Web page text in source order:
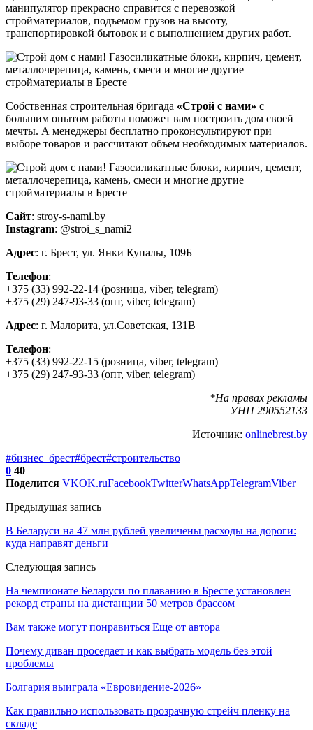
манипулятор прекрасно справится с перевозкой
стройматериалов, подъемом грузов на высоту,
транспортировкой бытовок и с выполнением других работ.
Собственная строительная бригада «Строй с нами» с
большим опытом работы поможет вам построить дом своей
мечты. А менеджеры бесплатно проконсультируют при
выборе товаров и рассчитают объем необходимых материалов.
Сайт: stroy-s-nami.by
Instagram: @stroi_s_nami2
Адрес: г. Брест, ул. Янки Купалы, 109Б
Телефон:
+375 (33) 992-22-14 (розница, viber, telegram)
+375 (29) 247-93-33 (опт, viber, telegram)
Адрес: г. Малорита, ул.Советская, 131В
Телефон:
+375 (33) 992-22-15 (розница, viber, telegram)
+375 (29) 247-93-33 (опт, viber, telegram)
*На правах рекламы
УНП 290552133
Источник: onlinebrest.by
#бизнес_брест#брест#строительство
0 40
Поделится VKOK.ruFacebookTwitterWhatsAppTelegramViber
Предыдущая запись
В Беларуси на 47 млн рублей увеличены расходы на дороги:
куда направят деньги
Следующая запись
На чемпионате Беларуси по плаванию в Бресте установлен
рекорд страны на дистанции 50 метров брассом
Вам также могут понравиться Еще от автора
Почему диван проседает и как выбрать модель без этой
проблемы
Болгария выиграла «Евровидение-2026»
Как правильно использовать прозрачную стрейч пленку на
складе